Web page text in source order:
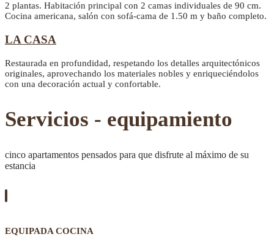
2 plantas. Habitación principal con 2 camas individuales de 90 cm.
Cocina americana, salón con sofá-cama de 1.50 m y baño completo.
LA CASA
Restaurada en profundidad, respetando los detalles arquitectónicos
originales, aprovechando los materiales nobles y enriqueciéndolos
con una decoración actual y confortable.
Servicios - equipamiento
cinco apartamentos pensados para que disfrute al máximo de su
estancia
EQUIPADA COCINA